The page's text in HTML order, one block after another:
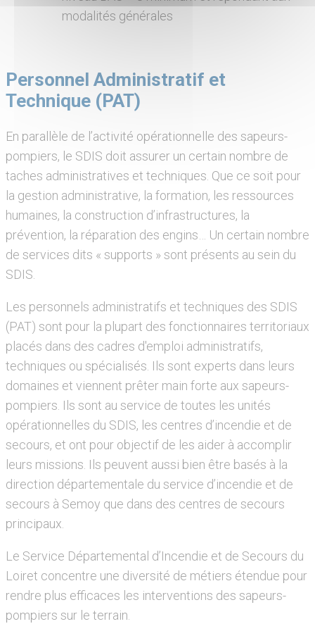
modalités générales
Personnel Administratif et
Technique (PAT)
En parallèle de l’activité opérationnelle des sapeurs-
pompiers, le SDIS doit assurer un certain nombre de
taches administratives et techniques. Que ce soit pour
la gestion administrative, la formation, les ressources
humaines, la construction d’infrastructures, la
prévention, la réparation des engins… Un certain nombre
de services dits « supports » sont présents au sein du
SDIS.
Les personnels administratifs et techniques des SDIS
(PAT) sont pour la plupart des fonctionnaires territoriaux
placés dans des cadres d'emploi administratifs,
techniques ou spécialisés. Ils sont experts dans leurs
domaines et viennent prêter main forte aux sapeurs-
pompiers. Ils sont au service de toutes les unités
opérationnelles du SDIS, les centres d’incendie et de
secours, et ont pour objectif de les aider à accomplir
leurs missions. Ils peuvent aussi bien être basés à la
direction départementale du service d’incendie et de
secours à Semoy que dans des centres de secours
principaux.
Le Service Départemental d’Incendie et de Secours du
Loiret concentre une diversité de métiers étendue pour
rendre plus efficaces les interventions des sapeurs-
pompiers sur le terrain.